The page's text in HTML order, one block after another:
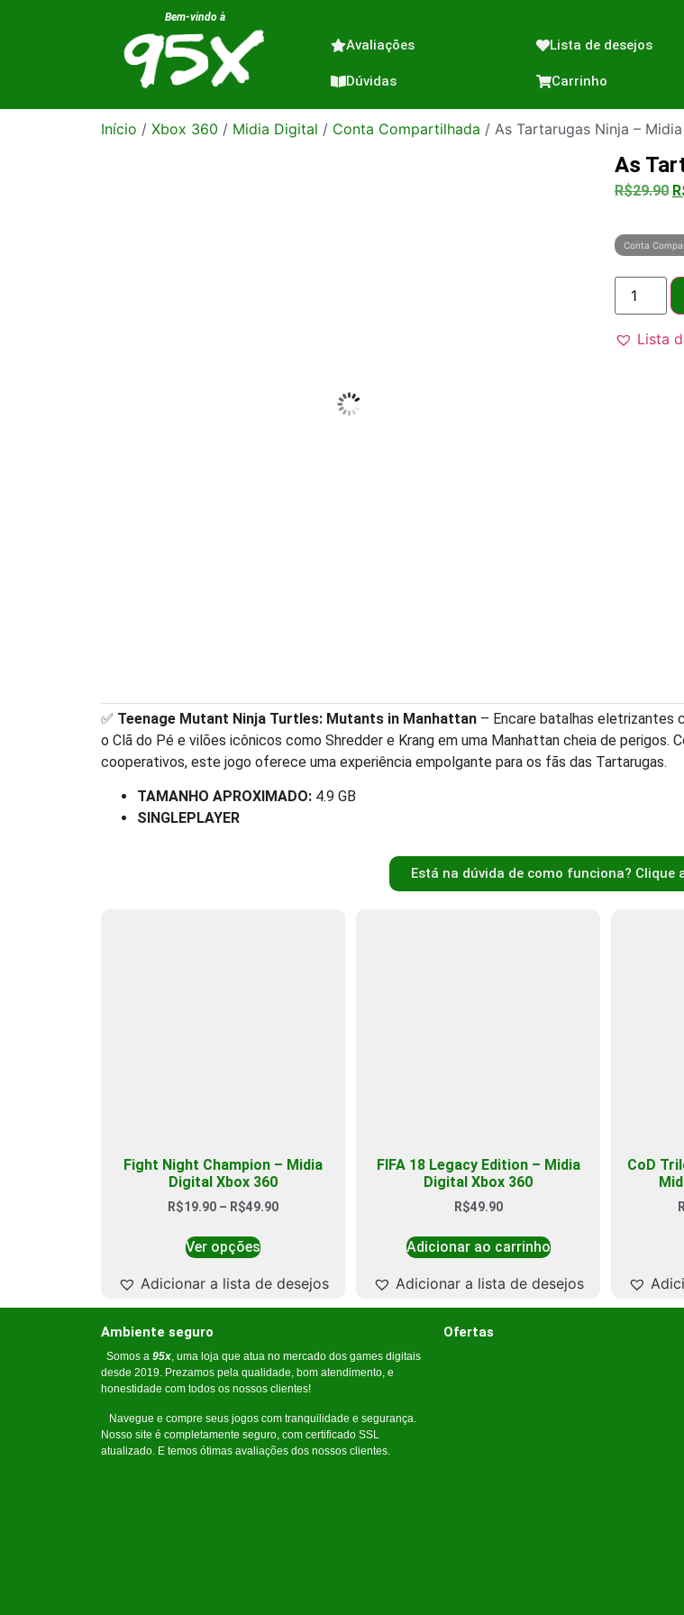
Bem-vindo à
Avaliações
Dúvidas
Lista de desejos
Carrinho
Início / Xbox 360 / Midia Digital / Conta Compartilhada / As Tartarugas Ninja –
As
R$29.90
Conta
Lista
✅ Teenage Mutant Ninja Turtles: Mutants in Manhattan – Encare batalhas eletrizantes
o Clã do Pé e vilões icônicos como Shredder e Krang em uma Manhattan cheia de
cooperativos, este jogo oferece uma experiência empolgante para os fãs das Tartarugas.
TAMANHO APROXIMADO: 4.9 GB
SINGLEPLAYER
Está na dúvida de como funciona? Clique
Fight Night Champion – Midia
Digital Xbox 360
R$19.90 – R$49.90
Ver opções
Adicionar a lista de desejos
FIFA 18 Legacy Edition – Midia
Digital Xbox 360
R$49.90
Adicionar ao carrinho
Adicionar a lista de desejos
CoD
Ambiente seguro
Somos a 95x, uma loja que atua no mercado dos games digitais
desde 2019. Prezamos pela qualidade, bom atendimento, e
honestidade com todos os nossos clientes!
Navegue e compre seus jogos com tranquilidade e segurança.
Nosso site é completamente seguro, com certificado SSL
atualizado. E temos ótimas avaliações dos nossos clientes.
Ofertas